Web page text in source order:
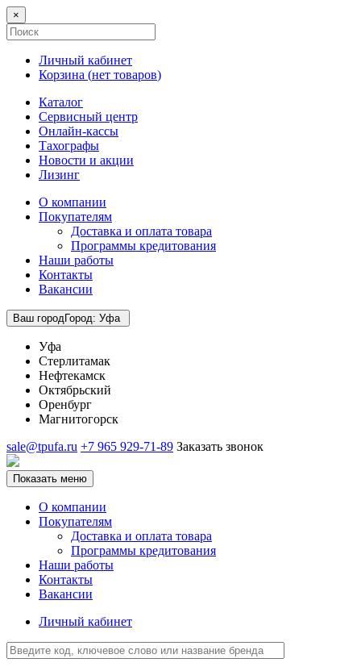
×
Личный кабинет
Корзина (нет товаров)
Каталог
Сервисный центр
Онлайн-кассы
Тахографы
Новости и акции
Лизинг
О компании
Покупателям
Доставка и оплата товара
Программы кредитования
Наши работы
Контакты
Вакансии
Ваш городГород: Уфа
Уфа
Стерлитамак
Нефтекамск
Октябрьский
Оренбург
Магнитогорск
sale@tpufa.ru +7 965 929-71-89 Заказать звонок
Показать меню
О компании
Покупателям
Доставка и оплата товара
Программы кредитования
Наши работы
Контакты
Вакансии
Личный кабинет